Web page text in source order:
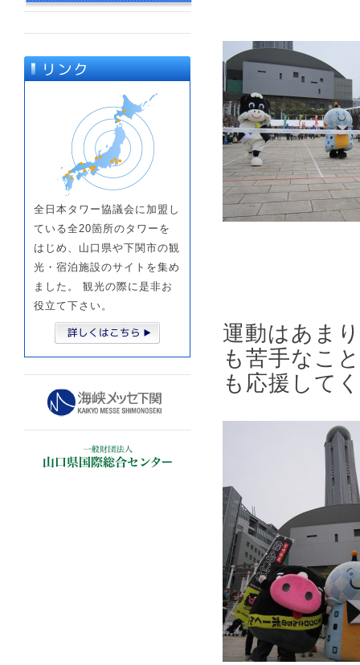
全日本タワー協議会に加盟し
ている全20箇所のタワーを
はじめ、山口県や下関市の観
光・宿泊施設のサイトを集め
ました。 観光の際に是非お
役立て下さい。
運動はあま
も苦手なこ
も応援して